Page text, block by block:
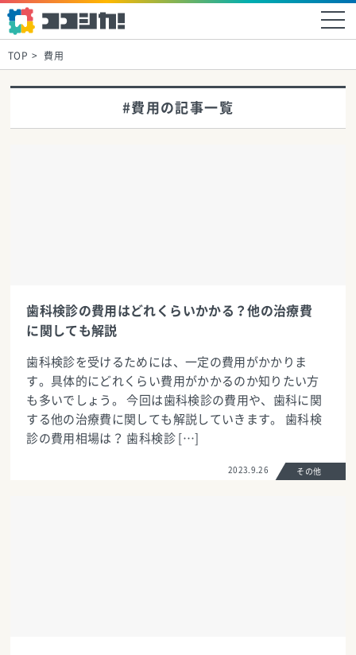
TOP 費用
#費用の記事一覧
歯科検診の費用はどれくらいかかる？他の治療費
に関しても解説
歯科検診を受けるためには、一定の費用がかかりま
す。具体的にどれくらい費用がかかるのか知りたい方
も多いでしょう。 今回は歯科検診の費用や、歯科に関
する他の治療費に関しても解説していきます。 歯科検
診の費用相場は？ 歯科検診 […]
2023.9.26 その他